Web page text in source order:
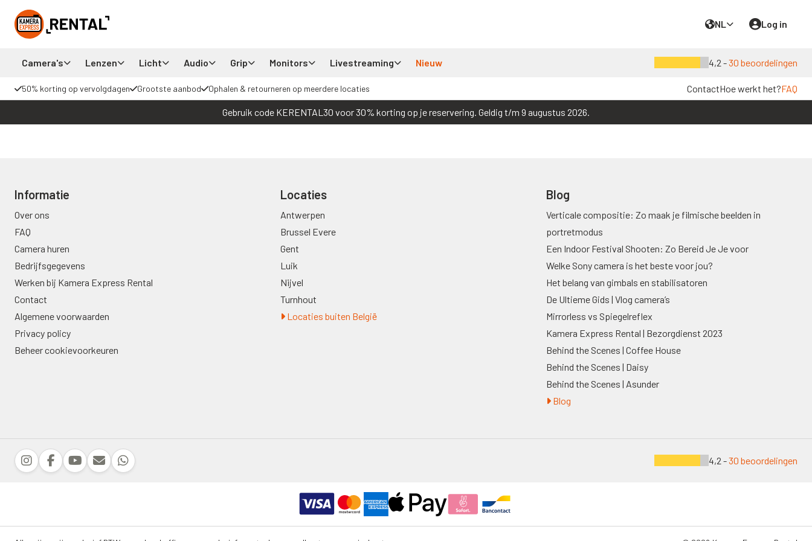
NL Log in
Camera's Lenzen Licht Audio Grip Monitors Livestreaming Nieuw 4,2 -30 beoordelingen
50% korting op vervolgdagen Grootste aanbod Ophalen & retourneren op meerdere locaties ContactHoe werkt het?FAQ
Gebruik code KERENTAL30 voor 30% korting op je reservering. Geldig t/m 9 augustus 2026.
Informatie
Over ons
FAQ
Camera huren
Bedrijfsgegevens
Werken bij Kamera Express Rental
Contact
Algemene voorwaarden
Privacy policy
Beheer cookievoorkeuren
Locaties
Antwerpen
Brussel Evere
Gent
Luik
Nijvel
Turnhout
Locaties buiten België
Blog
Verticale compositie: Zo maak je filmische beelden in
portretmodus
Een Indoor Festival Shooten: Zo Bereid Je Je voor
Welke Sony camera is het beste voor jou?
Het belang van gimbals en stabilisatoren
De Ultieme Gids | Vlog camera’s
Mirrorless vs Spiegelreflex
Kamera Express Rental | Bezorgdienst 2023
Behind the Scenes | Coffee House
Behind the Scenes | Daisy
Behind the Scenes | Asunder
Blog
4,2 -30 beoordelingen